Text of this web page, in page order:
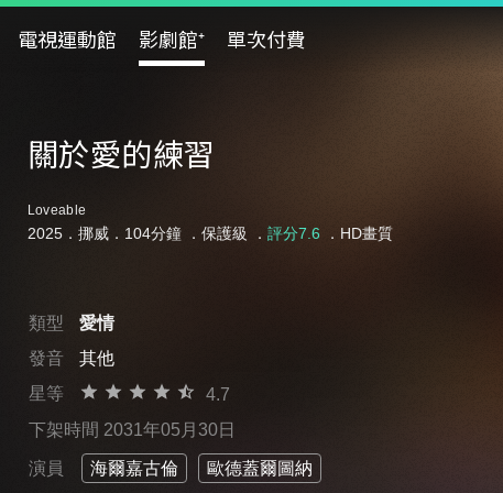
電視運動館 影劇館⁺ 單次付費
關於愛的練習
Loveable
2025．挪威．104分鐘 ． 保護級 ． 評分7.6 ．HD畫質
類型
愛情
發音
其他
星等
4.7
下架時間 2031年05月30日
演員 海爾嘉古倫 歐德蓋爾圖納